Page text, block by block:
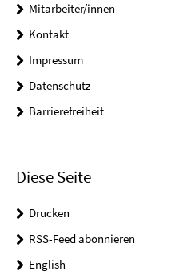
Mitarbeiter/innen
Kontakt
Impressum
Datenschutz
Barrierefreiheit
Diese Seite
Drucken
RSS-Feed abonnieren
English